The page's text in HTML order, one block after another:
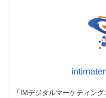
「IMデジタルマーケティン